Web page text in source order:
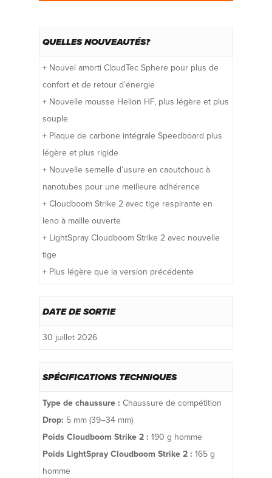
QUELLES NOUVEAUTÉS?
+ Nouvel amorti CloudTec Sphere pour plus de
confort et de retour d’énergie
+ Nouvelle mousse Helion HF, plus légère et plus
souple
+ Plaque de carbone intégrale Speedboard plus
légère et plus rigide
+ Nouvelle semelle d’usure en caoutchouc à
nanotubes pour une meilleure adhérence
+ Cloudboom Strike 2 avec tige respirante en
leno à maille ouverte
+ LightSpray Cloudboom Strike 2 avec nouvelle
tige
+ Plus légère que la version précédente
DATE DE SORTIE
30 juillet 2026
SPÉCIFICATIONS TECHNIQUES
Type de chaussure : Chaussure de compétition
Drop: 5 mm (39–34 mm)
Poids Cloudboom Strike 2 : 190 g homme
Poids LightSpray Cloudboom Strike 2 : 165 g
homme